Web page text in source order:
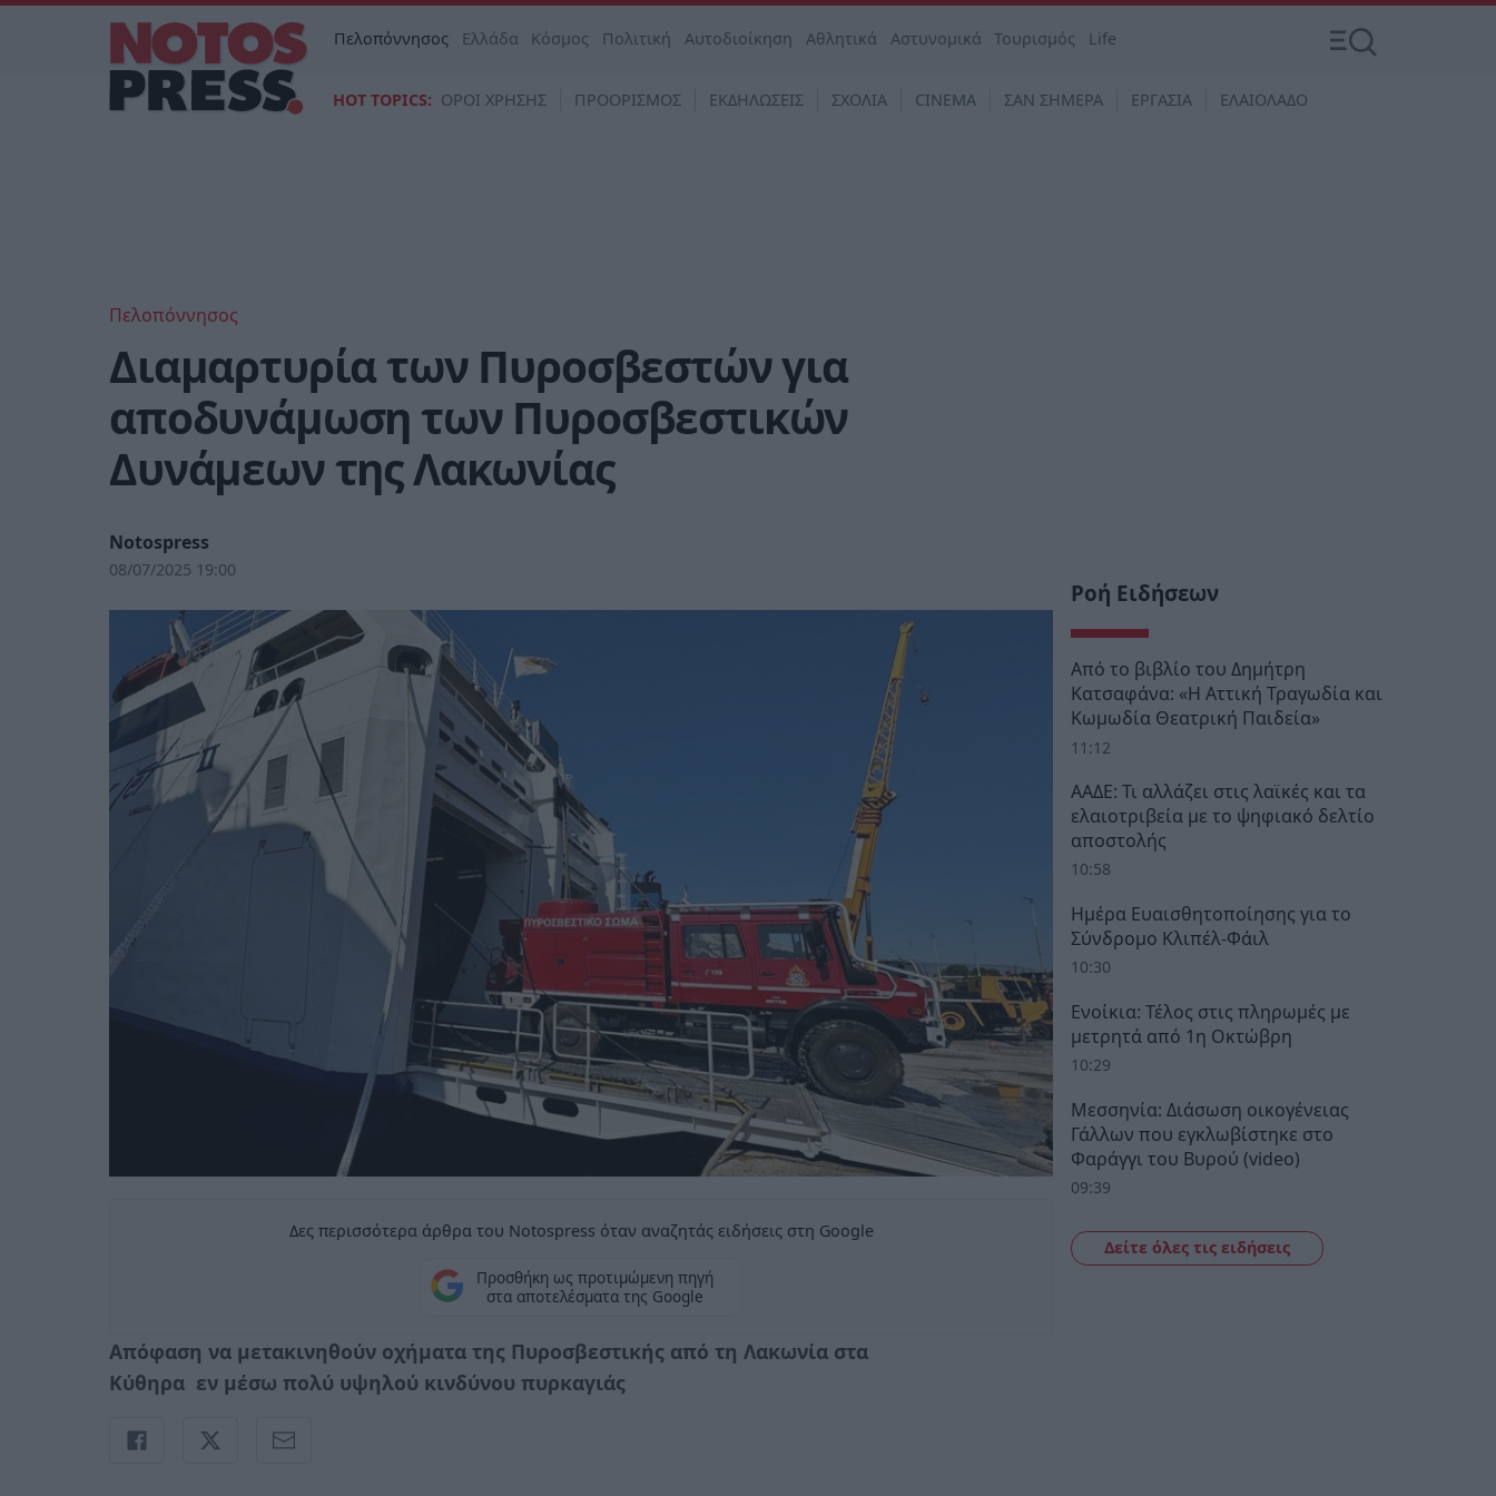
Πελοπόννησος Ελλάδα Κόσμος Πολιτική Αυτοδιοίκηση Αθλητικά Αστυνομικά Τουρισμός Life
HOT TOPICS: ΟΡΟΙ ΧΡΗΣΗΣ ΠΡΟΟΡΙΣΜΟΣ ΕΚΔΗΛΩΣΕΙΣ ΣΧΟΛΙΑ CINEMA ΣΑΝ ΣΗΜΕΡΑ ΕΡΓΑΣΙΑ ΕΛΑΙΟΛΑΔΟ
Πελοπόννησος
Διαμαρτυρία των Πυροσβεστών για
αποδυνάμωση των Πυροσβεστικών
Δυνάμεων της Λακωνίας
Notospress
08/07/2025 19:00
Δες περισσότερα άρθρα του Notospress όταν αναζητάς ειδήσεις στη Google
Προσθήκη ως προτιμώμενη πηγή
στα αποτελέσματα της Google
Απόφαση να μετακινηθούν οχήματα της Πυροσβεστικής από τη Λακωνία στα
Κύθηρα εν μέσω πολύ υψηλού κινδύνου πυρκαγιάς
Ροή Ειδήσεων
Από το βιβλίο του Δημήτρη
Κατσαφάνα: «Η Αττική Τραγωδία και
Κωμωδία Θεατρική Παιδεία»
11:12
ΑΑΔΕ: Τι αλλάζει στις λαϊκές και τα
ελαιοτριβεία με το ψηφιακό δελτίο
αποστολής
10:58
Ημέρα Ευαισθητοποίησης για το
Σύνδρομο Κλιπέλ-Φάιλ
10:30
Ενοίκια: Τέλος στις πληρωμές με
μετρητά από 1η Οκτώβρη
10:29
Μεσσηνία: Διάσωση οικογένειας
Γάλλων που εγκλωβίστηκε στο
Φαράγγι του Βυρού (video)
09:39
Δείτε όλες τις ειδήσεις